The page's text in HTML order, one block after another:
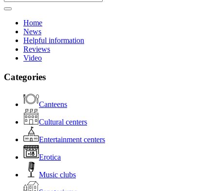
Home
News
Helpful information
Reviews
Video
Categories
Canteens
Cultural centers
Entertainment centers
Erotica
Music clubs